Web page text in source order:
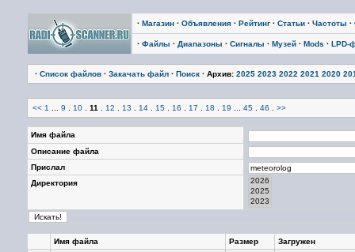
· Магазин · Объявления · Рейтинг · Статьи · Частоты ·
· Файлы · Диапазоны · Сигналы · Музей · Mods · LPD-
· Список файлов · Закачать файл · Поиск · Архив: 2025 2023 2022 2021 2020
<< 1 9 10 11 12 13 14 15 16 17 18 19 45 46 >>
Имя файла
Описание файла
Прислал
Директория
Имя файла Размер
Загружен